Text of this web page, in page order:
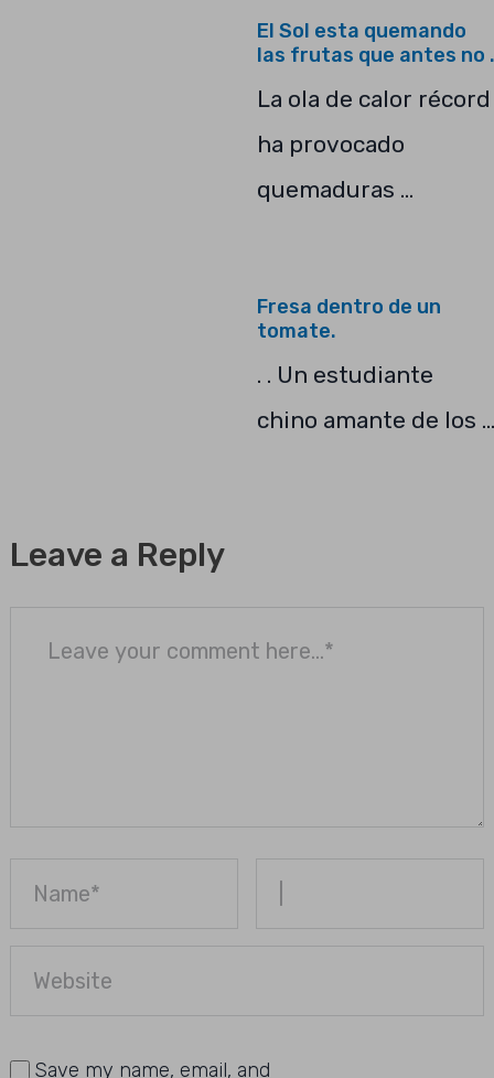
El Sol esta quemando
las frutas que antes no .
La ola de calor récord
ha provocado
quemaduras …
Fresa dentro de un
tomate.
. . Un estudiante
chino amante de los …
Leave a Reply
Save my name, email, and